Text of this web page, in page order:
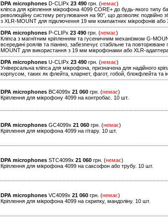
DPA microphones D-CLIPx 23 490 грн. (немає)
кліпса для кріплення мікрофона 4099 CORE+ до будь-якого
революційну систему регулювання на 90°, що дозволяє подвійно
з XLR-MOUNT для підключення 19 мм компактних мікрофонів або
DPA microphones P-CLIPx 23 490 грн. (немає)
Кліпса з магнітним кріпленням та гусеничним механізмом G-
всередині роялів та піаніно, забезпечує стабільне та
MOUNT для використання з 19 мм мікрофонами або XLR-
DPA microphones U-CLIPx 23 490 грн. (немає)
Універсальна кліпса для мікрофона, призначена для надійного
корпусом, таких як флейта, кларнет, фагот, гобой, блокфлейта та
DPA microphones BC4099x 21 060 грн. (немає)
Кріплення для мікрофону 4099 на контробас. 10 шт.
DPA microphones GC4099x 21 060 грн. (немає)
Кріплення для мікрофона 4099 на гітару. 10 шт.
DPA microphones STC4099x 21 060 грн. (немає)
Кріплення для мікрофона 4099 на саксофон або трубу. 10 шт.
DPA microphones VC4099x 21 060 грн. (немає)
Кріплення для мікрофона 4099 на скрипку, мандоліну. 10 шт.